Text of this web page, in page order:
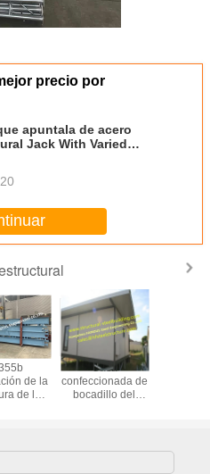
precio por
apuntala de acero
Jack With Varied
20
de la
de las
Casa
confeccionada de
bocadillo del